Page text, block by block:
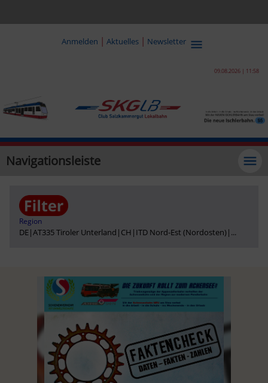
Anmelden | Aktuelles | Newsletter
09.08.2026 | 11:58
Navigationsleiste
Region
DE|AT335 Tiroler Unterland | CH | ITD Nord-Est (Nordosten) | ...